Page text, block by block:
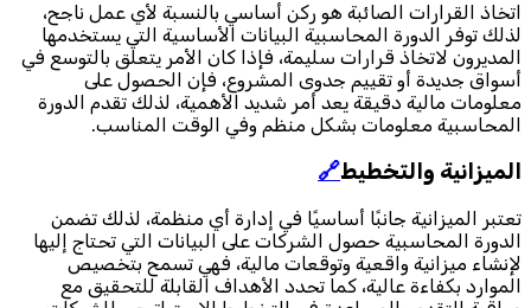
اتخاذ القرارات الصائبة هو ركن أساسي بالنسبة لأي عمل ناجح،
لذلك توفر الدورة المحاسبية البيانات الأساسية التي يستخدمها
المديرون لاتخاذ قرارات سليمة، فإذا كان الأمر يتعلق بالتوسع في
أسواق جديدة أو تقييم جدوى المشروع، فإن الحصول على
معلومات مالية دقيقة يعد أمر شديد الأهمية، لذلك تقدم الدورة
المحاسبية معلومات بشكل منظم وفي الوقت المناسب.
الميزانية والتخطيط🔗
تعتبر الميزانية جانبًا أساسيًا في إدارة أي منظمة، لذلك تضمن
الدورة المحاسبية حصول الشركات على البيانات التي تحتاج إليها
لإنشاء ميزانية واقعية وتوقعات مالية، فهي تسمح بتخصيص
الموارد بكفاءة عالية، كما تحدد الأهداف القابلة للتحقيق مع